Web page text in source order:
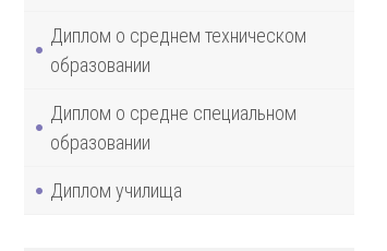
Диплом о среднем техническом
образовании
Диплом о средне специальном
образовании
Диплом училища